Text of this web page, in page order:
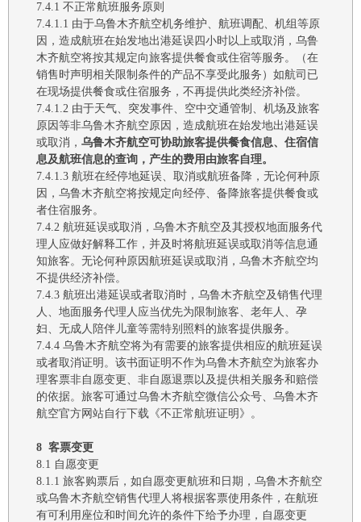
7.4.1 不正常航班服务原则
7.4.1.1 由于乌鲁木齐航空机务维护、航班调配、机组等原
因，造成航班在始发地出港延误四小时以上或取消， 乌鲁
木齐航空将按其规定向旅客提供餐食或住宿等服务。（在
销售时声明相关限制条件的产品不享受此服务）如航司已
在现场提供餐食或住宿服务，不再提供此类经济补偿。
7.4.1.2 由于天气、 突发事件、空中交通管制、机场及旅客
原因等非乌鲁木齐航空原因，造成航班在始发地出港延误
或取消， 乌鲁木齐航空可协助旅客提供餐食信息、 住宿信
息及航班信息的查询 ， 产生的费用由旅客自理。
7.4.1.3 航班在经停地延误、 取消或航班备降，无论何种原
因， 乌鲁木齐航空将按规定向经停、备降旅客提供餐食或
者住宿服务。
7.4.2 航班延误或取消， 乌鲁木齐航空及其授权地面服务代
理人应做好解释工作，并及时将航班延误或取消等信息通
知旅客。无论何种原因航班延误或取消，乌鲁木齐航空均
不提供经济补偿。
7.4.3 航班出港延误或者取消时， 乌鲁木齐航空及销售代理
人、地面服务代理人应当优先为限制旅客、老年人、孕
妇、无成人陪伴儿童等需特别照料的旅客提供服务。
7.4.4 乌鲁木齐航空将为有需要的旅客提供相应的航班延误
或者取消证明。该书面证明不作为乌鲁木齐航空为旅客办
理客票非自愿变更、非自愿退票以及提供相关服务和赔偿
的依据。旅客可通过乌鲁木齐航空微信公众号、乌鲁木齐
航空官方网站自行下载《不正常航班证明》。
8 客票变更
8.1 自愿变更
8.1.1 旅客购票后，如自愿变更航班和日期， 乌鲁木齐航空
或乌鲁木齐航空销售代理人将根据客票使用条件 ， 在航班
有可利用座位和时间允许的条件下给予办理，自愿变更